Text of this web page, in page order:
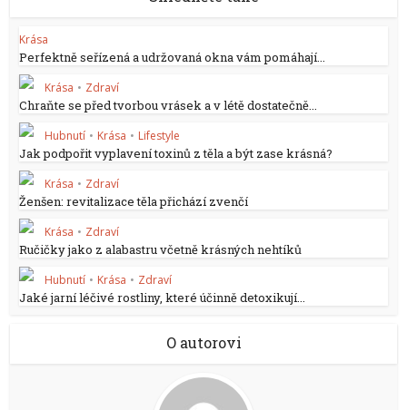
Krása
Perfektně seřízená a udržovaná okna vám pomáhají...
Krása • Zdraví
Chraňte se před tvorbou vrásek a v létě dostatečně...
Hubnutí • Krása • Lifestyle
Jak podpořit vyplavení toxinů z těla a být zase krásná?
Krása • Zdraví
Ženšen: revitalizace těla přichází zvenčí
Krása • Zdraví
Ručičky jako z alabastru včetně krásných nehtíků
Hubnutí • Krása • Zdraví
Jaké jarní léčivé rostliny, které účinně detoxikují...
O autorovi